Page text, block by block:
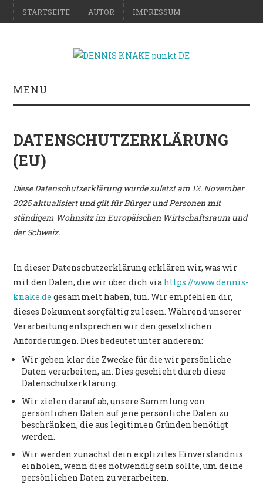
STARTSEITE AUTOR IMPRESSUM
MENU
DO-IT-YOURSELF
FOTOGRAFIE
REISE
POLITIK
DATENSCHUTZERKLÄRUNG
(EU)
Diese Datenschutzerklärung wurde zuletzt am 12. November
2025 aktualisiert und gilt für Bürger und Personen mit
ständigem Wohnsitz im Europäischen Wirtschaftsraum und
der Schweiz.
In dieser Datenschutzerklärung erklären wir, was wir
mit den Daten, die wir über dich via https://www.dennis-
knake.de gesammelt haben, tun. Wir empfehlen dir,
dieses Dokument sorgfältig zu lesen. Während unserer
Verarbeitung entsprechen wir den gesetzlichen
Anforderungen. Dies bedeutet unter anderem:
Wir geben klar die Zwecke für die wir persönliche
Daten verarbeiten, an. Dies geschieht durch diese
Datenschutzerklärung.
Wir zielen darauf ab, unsere Sammlung von
persönlichen Daten auf jene persönliche Daten zu
beschränken, die aus legitimen Gründen benötigt
werden.
Wir werden zunächst dein explizites Einverständnis
einholen, wenn dies notwendig sein sollte, um deine
persönlichen Daten zu verarbeiten.